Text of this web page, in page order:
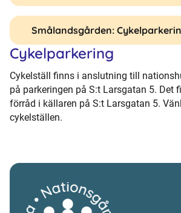
Smålandsgården:
Cykelparkering
Cykelställ finns i anslutning till
på parkeringen på S:t Larsgatan 5. Det
förråd i källaren på S:t Larsgatan 5.
cykelställen.